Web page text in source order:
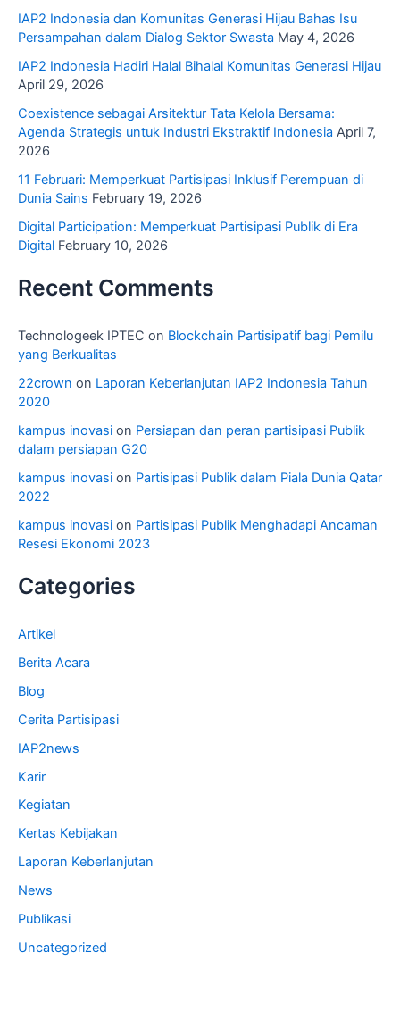
IAP2 Indonesia dan Komunitas Generasi Hijau Bahas Isu
Persampahan dalam Dialog Sektor Swasta May 4, 2026
IAP2 Indonesia Hadiri Halal Bihalal Komunitas Generasi Hijau
April 29, 2026
Coexistence sebagai Arsitektur Tata Kelola Bersama:
Agenda Strategis untuk Industri Ekstraktif Indonesia April 7,
2026
11 Februari: Memperkuat Partisipasi Inklusif Perempuan di
Dunia Sains February 19, 2026
Digital Participation: Memperkuat Partisipasi Publik di Era
Digital February 10, 2026
Recent Comments
Technologeek IPTEC on Blockchain Partisipatif bagi Pemilu
yang Berkualitas
22crown on Laporan Keberlanjutan IAP2 Indonesia Tahun
2020
kampus inovasi on Persiapan dan peran partisipasi Publik
dalam persiapan G20
kampus inovasi on Partisipasi Publik dalam Piala Dunia Qatar
2022
kampus inovasi on Partisipasi Publik Menghadapi Ancaman
Resesi Ekonomi 2023
Categories
Artikel
Berita Acara
Blog
Cerita Partisipasi
IAP2news
Karir
Kegiatan
Kertas Kebijakan
Laporan Keberlanjutan
News
Publikasi
Uncategorized